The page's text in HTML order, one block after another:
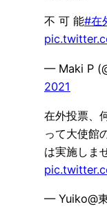
不 可 能#在
— Maki P
2021
在外投票、
って大使館
は実施しま
— Yuiko@